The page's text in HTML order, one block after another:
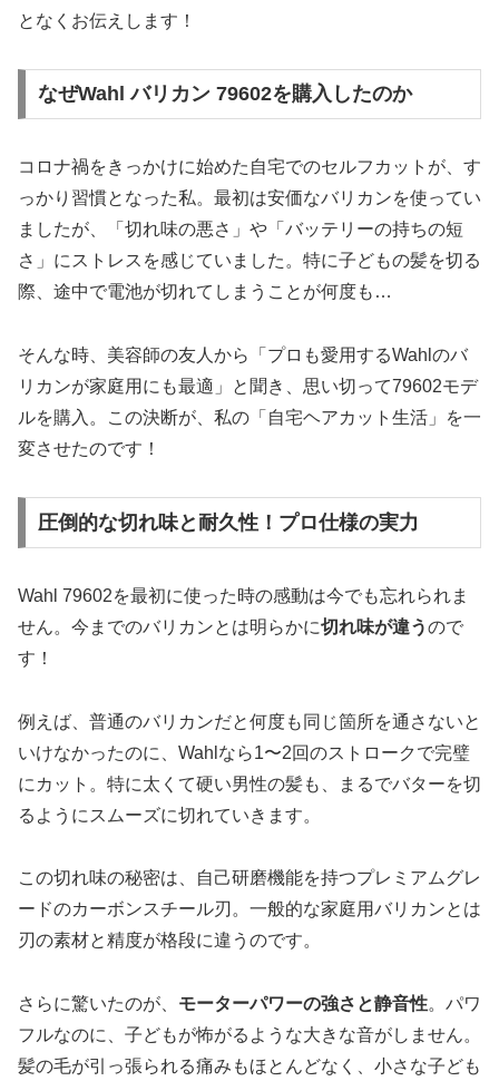
となくお伝えします！
なぜWahl バリカン 79602を購入したのか
コロナ禍をきっかけに始めた自宅でのセルフカットが、す
っかり習慣となった私。最初は安価なバリカンを使ってい
ましたが、「切れ味の悪さ」や「バッテリーの持ちの短
さ」にストレスを感じていました。特に子どもの髪を切る
際、途中で電池が切れてしまうことが何度も…
そんな時、美容師の友人から「プロも愛用するWahlのバ
リカンが家庭用にも最適」と聞き、思い切って79602モデ
ルを購入。この決断が、私の「自宅ヘアカット生活」を一
変させたのです！
圧倒的な切れ味と耐久性！プロ仕様の実力
Wahl 79602を最初に使った時の感動は今でも忘れられま
せん。今までのバリカンとは明らかに切れ味が違うので
す！
例えば、普通のバリカンだと何度も同じ箇所を通さないと
いけなかったのに、Wahlなら1〜2回のストロークで完璧
にカット。特に太くて硬い男性の髪も、まるでバターを切
るようにスムーズに切れていきます。
この切れ味の秘密は、自己研磨機能を持つプレミアムグレ
ードのカーボンスチール刃。一般的な家庭用バリカンとは
刃の素材と精度が格段に違うのです。
さらに驚いたのが、 モーターパワーの強さと静音性。パワ
フルなのに、子どもが怖がるような大きな音がしません。
髪の毛が引っ張られる痛みもほとんどなく、小さな子ども